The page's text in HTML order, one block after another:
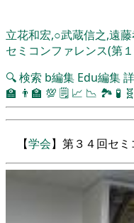
立花和宏,○武蔵信之,遠
セミコンファレンス(第
🔍検索 b編集 Edu編集
🏫 👨‍🏫 💯 🗒️ 📈 📉 🏞 🧪 🧬
【学会】 第３４回セミ